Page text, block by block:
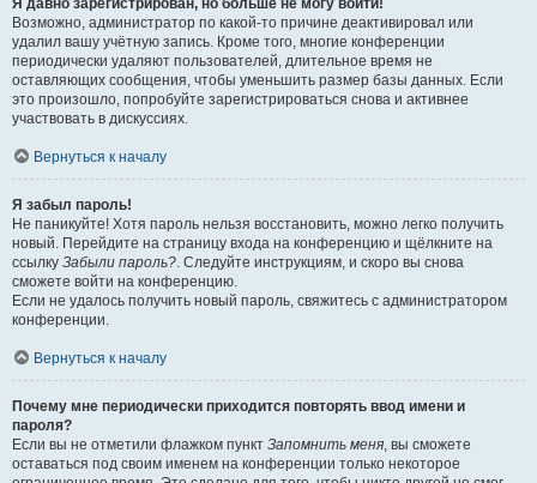
Я давно зарегистрирован, но больше не могу войти!
Возможно, администратор по какой-то причине деактивировал или
удалил вашу учётную запись. Кроме того, многие конференции
периодически удаляют пользователей, длительное время не
оставляющих сообщения, чтобы уменьшить размер базы данных. Если
это произошло, попробуйте зарегистрироваться снова и активнее
участвовать в дискуссиях.
Вернуться к началу
Я забыл пароль!
Не паникуйте! Хотя пароль нельзя восстановить, можно легко получить
новый. Перейдите на страницу входа на конференцию и щёлкните на
ссылку Забыли пароль?. Следуйте инструкциям, и скоро вы снова
сможете войти на конференцию.
Если не удалось получить новый пароль, свяжитесь с администратором
конференции.
Вернуться к началу
Почему мне периодически приходится повторять ввод имени и
пароля?
Если вы не отметили флажком пункт Запомнить меня, вы сможете
оставаться под своим именем на конференции только некоторое